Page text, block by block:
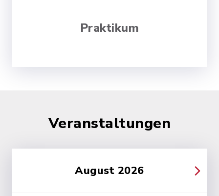
Praktikum
Veranstaltungen
August 2026